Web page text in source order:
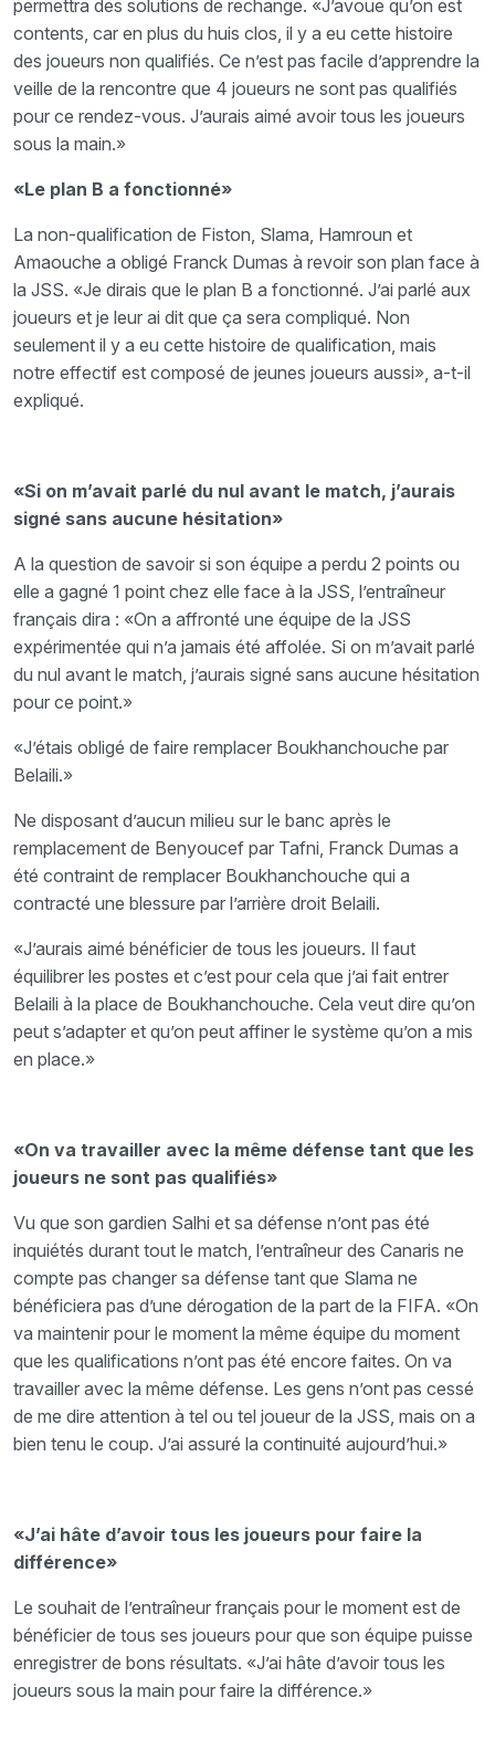
permettra des solutions de rechange. «J’avoue qu’on est
contents, car en plus du huis clos, il y a eu cette histoire
des joueurs non qualifiés. Ce n’est pas facile d’apprendre la
veille de la rencontre que 4 joueurs ne sont pas qualifiés
pour ce rendez-vous. J’aurais aimé avoir tous les joueurs
sous la main.»
«Le plan B a fonctionné»
La non-qualification de Fiston, Slama, Hamroun et
Amaouche a obligé Franck Dumas à revoir son plan face à
la JSS. «Je dirais que le plan B a fonctionné. J’ai parlé aux
joueurs et je leur ai dit que ça sera compliqué. Non
seulement il y a eu cette histoire de qualification, mais
notre effectif est composé de jeunes joueurs aussi», a-t-il
expliqué.
«Si on m’avait parlé du nul avant le match, j’aurais
signé sans aucune hésitation»
A la question de savoir si son équipe a perdu 2 points ou
elle a gagné 1 point chez elle face à la JSS, l’entraîneur
français dira : «On a affronté une équipe de la JSS
expérimentée qui n’a jamais été affolée. Si on m’avait parlé
du nul avant le match, j’aurais signé sans aucune hésitation
pour ce point.»
«J’étais obligé de faire remplacer Boukhanchouche par
Belaili.»
Ne disposant d’aucun milieu sur le banc après le
remplacement de Benyoucef par Tafni, Franck Dumas a
été contraint de remplacer Boukhanchouche qui a
contracté une blessure par l’arrière droit Belaili.
«J’aurais aimé bénéficier de tous les joueurs. Il faut
équilibrer les postes et c’est pour cela que j’ai fait entrer
Belaili à la place de Boukhanchouche. Cela veut dire qu’on
peut s’adapter et qu’on peut affiner le système qu’on a mis
en place.»
«On va travailler avec la même défense tant que les
joueurs ne sont pas qualifiés»
Vu que son gardien Salhi et sa défense n’ont pas été
inquiétés durant tout le match, l’entraîneur des Canaris ne
compte pas changer sa défense tant que Slama ne
bénéficiera pas d’une dérogation de la part de la FIFA. «On
va maintenir pour le moment la même équipe du moment
que les qualifications n’ont pas été encore faites. On va
travailler avec la même défense. Les gens n’ont pas cessé
de me dire attention à tel ou tel joueur de la JSS, mais on a
bien tenu le coup. J’ai assuré la continuité aujourd’hui.»
«J’ai hâte d’avoir tous les joueurs pour faire la
différence»
Le souhait de l’entraîneur français pour le moment est de
bénéficier de tous ses joueurs pour que son équipe puisse
enregistrer de bons résultats. «J’ai hâte d’avoir tous les
joueurs sous la main pour faire la différence.»